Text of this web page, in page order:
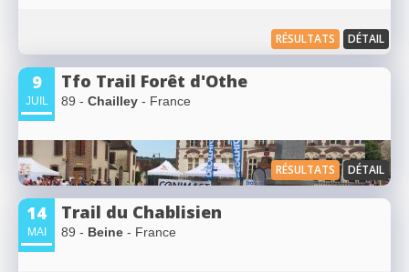
RÉSULTATS DÉTAIL
9
JUIL
Tfo Trail Forêt d'Othe
89 - Chailley - France
RÉSULTATS DÉTAIL
14
MAI
Trail du Chablisien
89 - Beine - France